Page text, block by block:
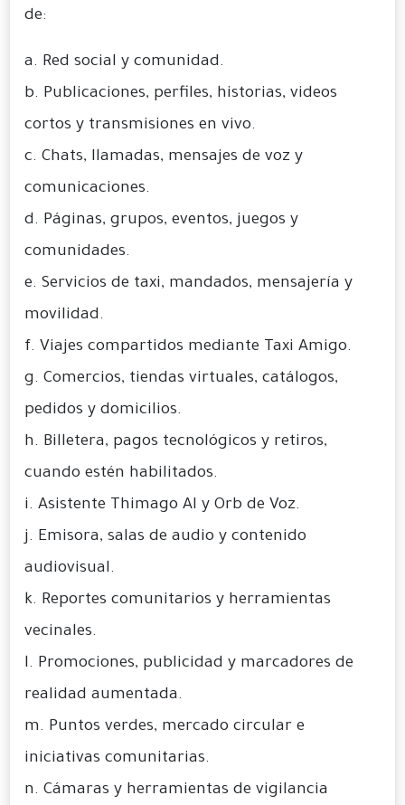
de:
a. Red social y comunidad.
b. Publicaciones, perfiles, historias, videos
cortos y transmisiones en vivo.
c. Chats, llamadas, mensajes de voz y
comunicaciones.
d. Páginas, grupos, eventos, juegos y
comunidades.
e. Servicios de taxi, mandados, mensajería y
movilidad.
f. Viajes compartidos mediante Taxi Amigo.
g. Comercios, tiendas virtuales, catálogos,
pedidos y domicilios.
h. Billetera, pagos tecnológicos y retiros,
cuando estén habilitados.
i. Asistente Thimago AI y Orb de Voz.
j. Emisora, salas de audio y contenido
audiovisual.
k. Reportes comunitarios y herramientas
vecinales.
l. Promociones, publicidad y marcadores de
realidad aumentada.
m. Puntos verdes, mercado circular e
iniciativas comunitarias.
n. Cámaras y herramientas de vigilancia